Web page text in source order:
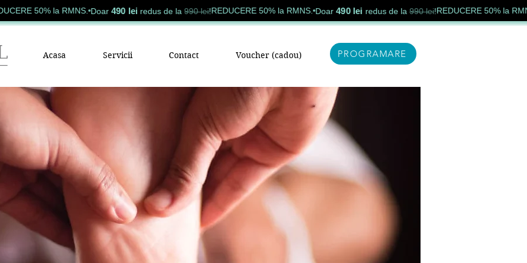
Acasa Servicii Contact Voucher (cadou) PROGRAMARE
50% la RMNS. Doar490 leiredus de la990 lei! REDUCERE 50% la RMNS. Doar490 leiredus de la990 lei! REDUCERE 50% la RMNS.